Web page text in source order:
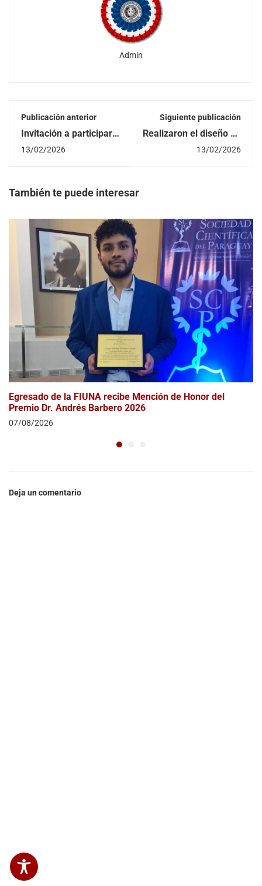
Admin
Publicación anterior
Invitación a participar
de la charla
técnica “Eficiencia
13/02/2026
Siguiente publicación
Realizaron el diseño de
un sistema de
ventilación e
13/02/2026
También te puede interesar
Egresado de la FIUNA recibe Mención de Honor del
Premio Dr. Andrés Barbero 2026
07/08/2026
Deja un comentario